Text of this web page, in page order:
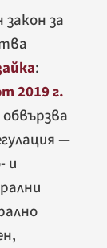
за
:
2019 г.
обвързва
—
и